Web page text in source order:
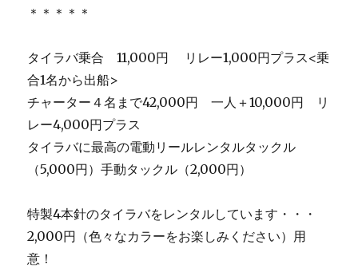
＊＊＊＊＊
タイラバ乗合 11,000円 リレー1,000円プラス<乗
合1名から出船>
チャーター４名まで42,000円 一人＋10,000円 リ
レー4,000円プラス
タイラバに最高の電動リールレンタルタックル
（5,000円）手動タックル（2,000円）
特製4本針のタイラバをレンタルしています・・・
2,000円（色々なカラーをお楽しみください）用
意！